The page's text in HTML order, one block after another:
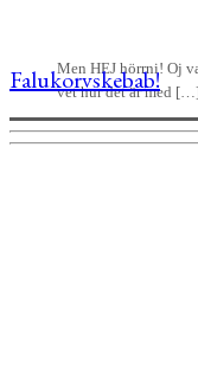
Men HEJ hörrni! Oj
vet hur det är med
Falukorvskebab!